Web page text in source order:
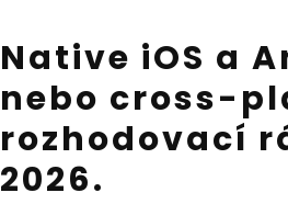
Native iOS a
nebo cross-
rozhodovací
2026.